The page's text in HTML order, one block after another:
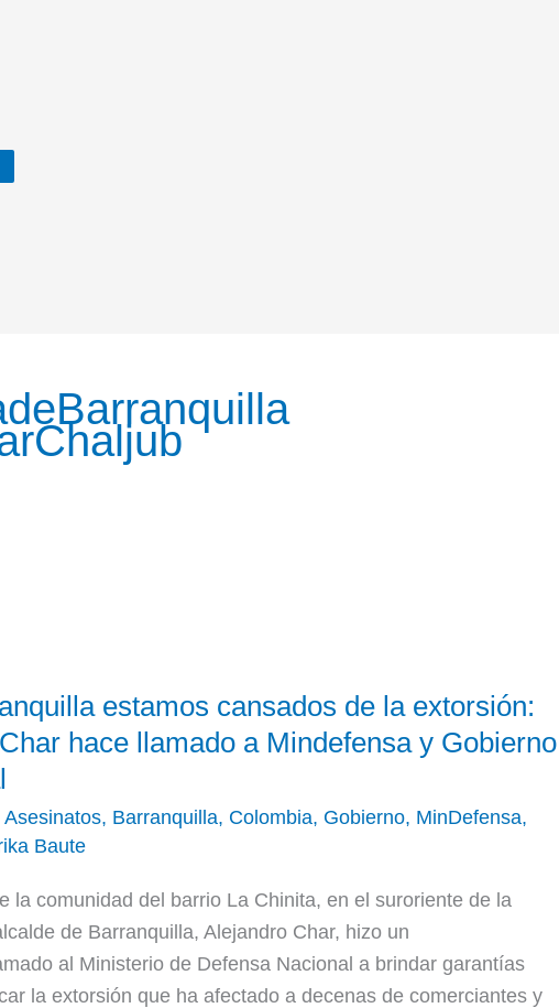
estamos cansados de la extorsión:
hace llamado a Mindefensa y Gobierno
Asesinatos, Barranquilla, Colombia, Gobierno, MinDefensa,
Baute
la comunidad del barrio La Chinita, en el suroriente de la
de Barranquilla, Alejandro Char, hizo un
al Ministerio de Defensa Nacional a brindar garantías
la extorsión que ha afectado a decenas de comerciantes y